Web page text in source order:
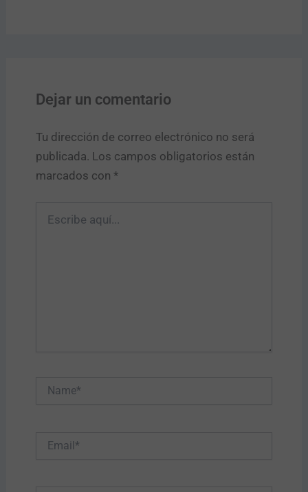
Dejar un comentario
Tu dirección de correo electrónico no será
publicada. Los campos obligatorios están
marcados con *
aquí...